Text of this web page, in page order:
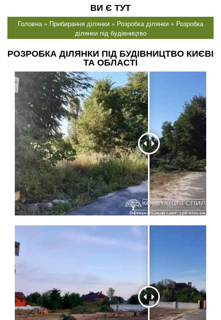
ВИ Є ТУТ
Головна » Прибирання ділянки » Розробка ділянки » Розробка
ділянки під будівництво
РОЗРОБКА ДІЛЯНКИ ПІД БУДІВНИЦТВО КИЄВІ
ТА ОБЛАСТІ